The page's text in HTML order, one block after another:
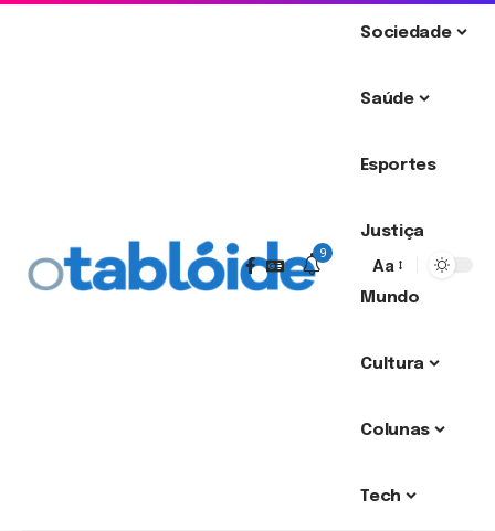
Sociedade
Saúde
Esportes
Justiça
Mundo
Cultura
Colunas
Tech
9
Aa